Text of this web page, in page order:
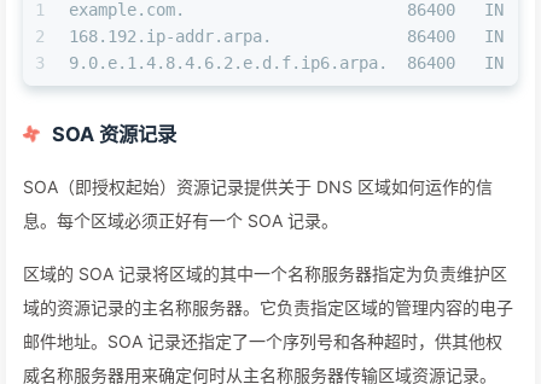
1
2
3
example.com.                       86400   IN  NS
168.192.ip-addr.arpa.              86400   IN  NS
9.0.e.1.4.8.4.6.2.e.d.f.ip6.arpa.  86400   IN  NS
SOA 资源记录
SOA（即授权起始）资源记录提供关于 DNS 区域如何运作的信
息。每个区域必须正好有一个 SOA 记录。
区域的 SOA 记录将区域的其中一个名称服务器指定为负责维护区
域的资源记录的主名称服务器。它负责指定区域的管理内容的电子
邮件地址。SOA 记录还指定了一个序列号和各种超时，供其他权
威名称服务器用来确定何时从主名称服务器传输区域资源记录。